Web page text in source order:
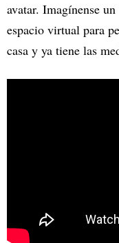
avatar. Imagínense
espacio virtual para
casa y ya tiene las